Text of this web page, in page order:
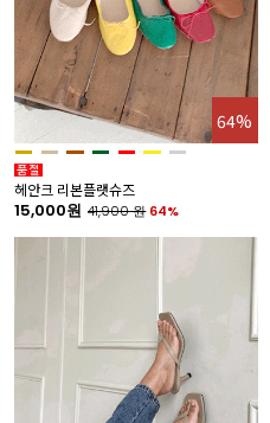
64%
헤안크 리본플랫슈즈
15,000원 41,900원 64%